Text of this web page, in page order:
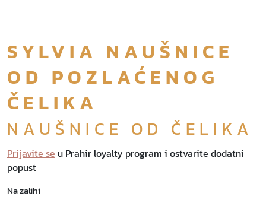
SYLVIA NAUŠNICE
OD POZLAĆENOG
ČELIKA
NAUŠNICE OD ČELIKA
Prijavite se u Prahir loyalty program i ostvarite dodatni
popust
Na zalihi